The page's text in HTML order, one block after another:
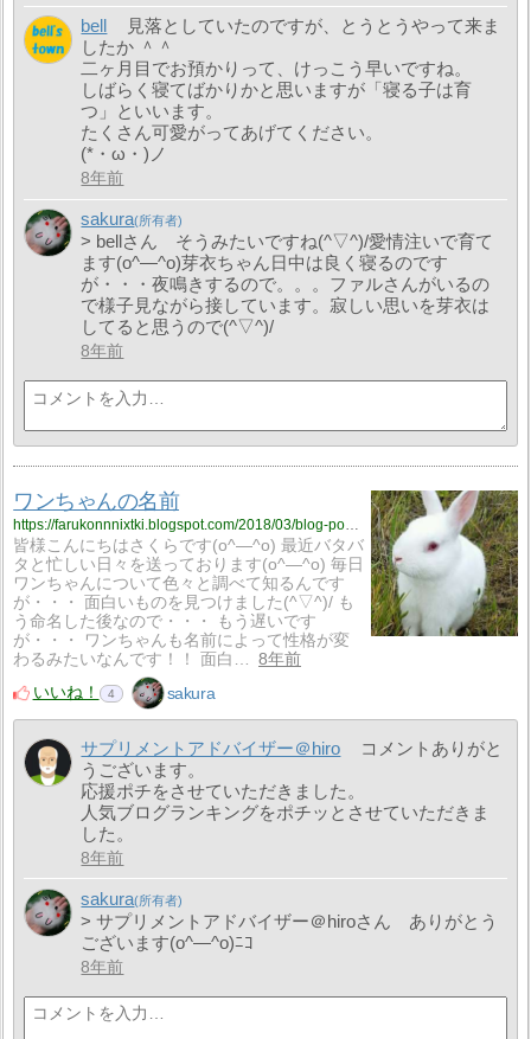
bell
見落としていたのですが、とうとうやって来ま
したか ＾＾
二ヶ月目でお預かりって、けっこう早いですね。
しばらく寝てばかりかと思いますが「寝る子は育
つ」といいます。
たくさん可愛がってあげてください。
(*・ω・)ノ
8年前
sakura
> bellさん そうみたいですね(^▽^)/愛情注いで育て
ます(o^―^o)芽衣ちゃん日中は良く寝るのです
が・・・夜鳴きするので。。。ファルさんがいるの
で様子見ながら接しています。寂しい思いを芽衣は
してると思うので(^▽^)/
8年前
ワンちゃんの名前
https://farukonnnixtki.blogspot.com/2018/03/blog-post_64.html
皆様こんにちはさくらです(o^―^o) 最近バタバ
タと忙しい日々を送っております(o^―^o) 毎日
ワンちゃんについて色々と調べて知るんです
が・・・ 面白いものを見つけました(^▽^)/ も
う命名した後なので・・・ もう遅いです
が・・・ ワンちゃんも名前によって性格が変
わるみたいなんです！！ 面白…
8年前
いいね！
4 sakura
サプリメントアドバイザー＠hiro
コメントありがと
うございます。
応援ポチをさせていただきました。
人気ブログランキングをポチッとさせていただきま
した。
8年前
sakura
> サプリメントアドバイザー＠hiroさん ありがとう
ございます(o^―^o)ﾆｺ
8年前